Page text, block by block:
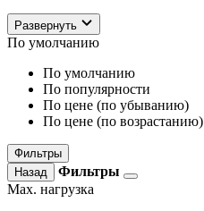
Развернуть
По умолчанию
По умолчанию
По популярности
По цене (по убыванию)
По цене (по возрастанию)
Фильтры
Назад
Фильтры
Max. нагрузка